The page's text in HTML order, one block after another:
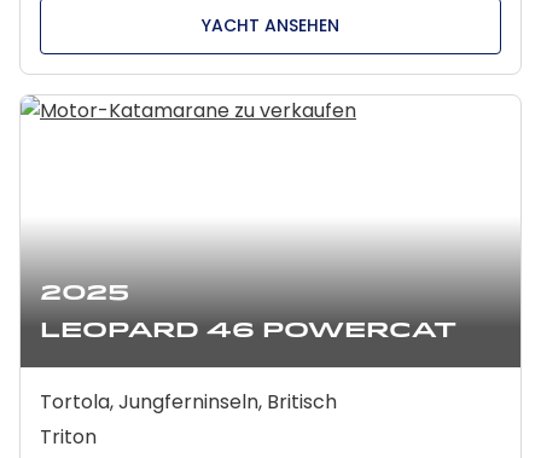
YACHT ANSEHEN
2025
Leopard 46 Powercat
Tortola, Jungferninseln, Britisch
Triton